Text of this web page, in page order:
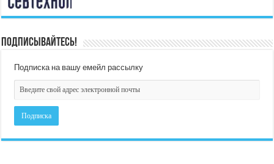
Подписывайтесь!
Подписка на вашу емейл рассылку